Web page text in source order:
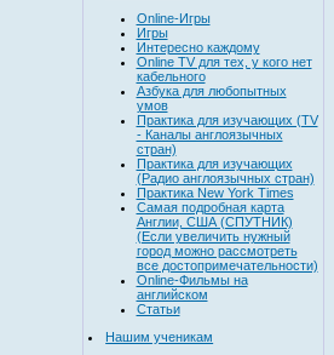
Online-Игры
Игры
Интересно каждому
Online TV для тех, у кого нет
кабельного
Азбука для любопытных
умов
Практика для изучающих (TV
- Каналы англоязычных
стран)
Практика для изучающих
(Радио англоязычных стран)
Практика New York Times
Самая подробная карта
Англии, США (СПУТНИК)
(Если увеличить нужный
город можно рассмотреть
все достопримечательности)
Online-Фильмы на
английском
Статьи
Нашим ученикам